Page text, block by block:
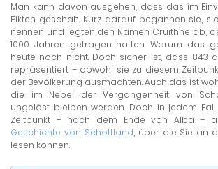
Man kann davon ausgehen, dass das im
Pikten geschah. Kurz darauf begannen sie,
nennen und legten den Namen Cruithne ab,
1000 Jahren getragen hatten. Warum das
heute noch nicht. Doch sicher ist, dass 843
repräsentiert – obwohl sie zu diesem
der Bevölkerung ausmachten. Auch das ist
die im Nebel der Vergangenheit von
ungelöst bleiben werden. Doch in jedem
Zeitpunkt – nach dem Ende von Alba –
Geschichte von Schottland, über die Sie an
lesen können.